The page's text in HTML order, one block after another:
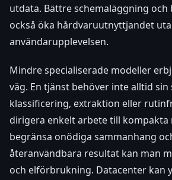
utdata. Bättre schemaläggning och
också öka hårdvaruutnyttjandet
användarupplevelsen.
Mindre specialiserade modeller
väg. En tjänst behöver inte alltid
klassificering, extraktion eller
dirigera enkelt arbete till kompakta
begränsa onödiga sammanhang
återanvändbara resultat kan man
och elförbrukning. Datacenter kan